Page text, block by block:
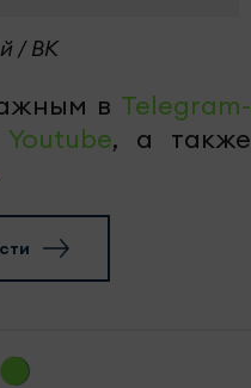
/ ВК
в Telegram-
Youtube, а также